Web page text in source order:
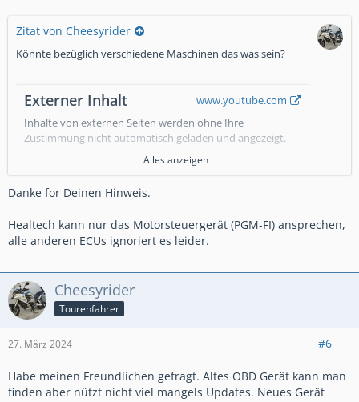
Zitat von Cheesyrider
Könnte bezüglich verschiedene Maschinen das was sein?
Externer Inhalt
www.youtube.com
Inhalte von externen Seiten werden ohne Ihre
Zustimmung nicht automatisch geladen und angezeigt.
Alle externen Inhalte anzeigen
Durch die Aktivierung der externen Inhalte erklären Sie sich
Drittplattformen übermittelt werden. Mehr Informationen
dazu haben wir in unserer Datenschutzerklärung zur
Verfügung gestellt.
Alles anzeigen
Danke for Deinen Hinweis.
Healtech kann nur das Motorsteuergerät (PGM-FI) ansprechen,
alle anderen ECUs ignoriert es leider.
Cheesyrider
Tourenfahrer
27. März 2024 #6
Habe meinen Freundlichen gefragt. Altes OBD Gerät kann man
finden aber nützt nicht viel mangels Updates. Neues Gerät